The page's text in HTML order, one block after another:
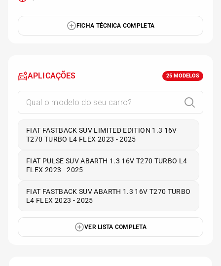
FICHA TÉCNICA COMPLETA
APLICAÇÕES 25 MODELOS
FIAT FASTBACK SUV LIMITED EDITION 1.3 16V
T270 TURBO L4 FLEX 2023 - 2025
FIAT PULSE SUV ABARTH 1.3 16V T270 TURBO L4
FLEX 2023 - 2025
FIAT FASTBACK SUV ABARTH 1.3 16V T270 TURBO
L4 FLEX 2023 - 2025
VER LISTA COMPLETA